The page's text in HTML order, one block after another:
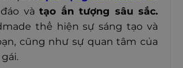
vàtạo ấn tượng sâu sắc.
thể hiện sự sáng tạo và
cũng như sự quan tâm của